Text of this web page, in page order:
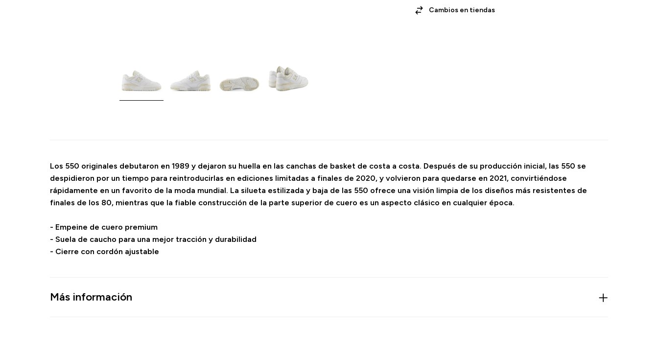
Cambios en tiendas
Los 550 originales debutaron en 1989 y dejaron su huella en las canchas de basket de costa a costa. Después de su producción inicial, las 550 se
despidieron por un tiempo para reintroducirlas en ediciones limitadas a finales de 2020, y volvieron para quedarse en 2021, convirtiéndose
rápidamente en un favorito de la moda mundial. La silueta estilizada y baja de las 550 ofrece una visión limpia de los diseños más resistentes de
finales de los 80, mientras que la fiable construcción de la parte superior de cuero es un aspecto clásico en cualquier época.
- Empeine de cuero premium
- Suela de caucho para una mejor tracción y durabilidad
- Cierre con cordón ajustable
Más información